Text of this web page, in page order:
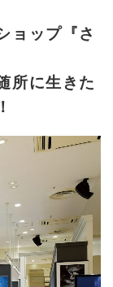
ョップ『さ
所に生きた